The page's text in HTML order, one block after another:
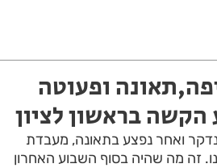
ופעוטה
בראשון לציון
ואחר נפצע בתאונה, מעבדת
זה מה שהיה בסוף השבוע האחרון